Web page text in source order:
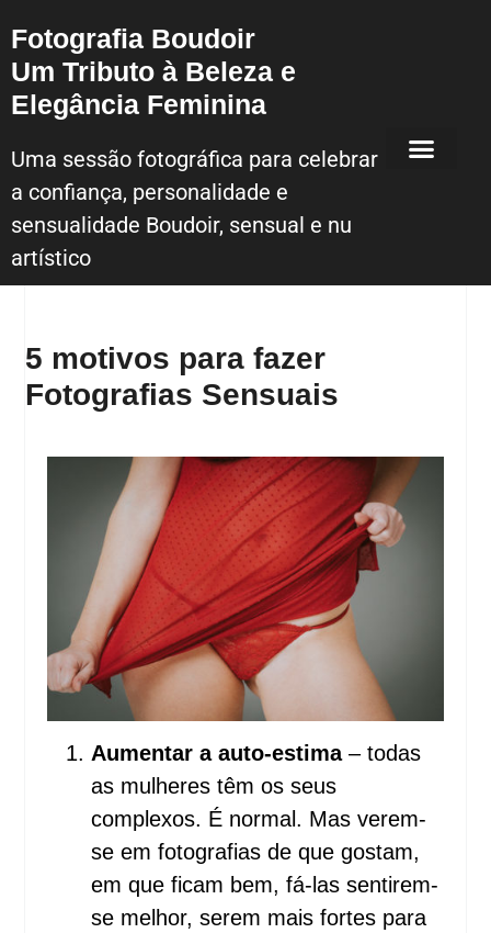
Fotografia Boudoir
Um Tributo à Beleza e
Elegância Feminina
Uma sessão fotográfica para celebrar
a confiança, personalidade e
sensualidade Boudoir, sensual e nu
artístico
5 motivos para fazer
Fotografias Sensuais
Aumentar a auto-estima– todas
as mulheres têm os seus
complexos. É normal. Mas verem-
se em fotografias de que gostam,
em que ficam bem, fá-las sentirem-
se melhor, serem mais fortes para